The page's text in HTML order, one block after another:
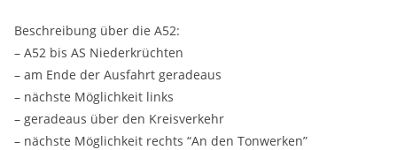
Beschreibung über die A52:
– A52 bis AS Niederkrüchten
– am Ende der Ausfahrt geradeaus
– nächste Möglichkeit links
– geradeaus über den Kreisverkehr
– nächste Möglichkeit rechts “An den Tonwerken”